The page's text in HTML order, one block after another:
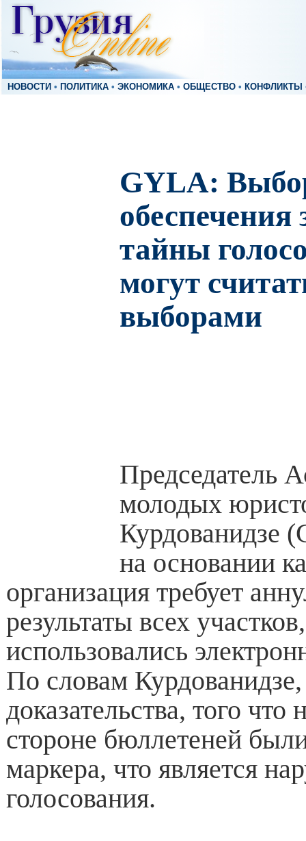
НОВОСТИ • ПОЛИТИКА • ЭКОНОМИКА • ОБЩЕСТВО • КОНФЛИКТЫ
GYLA:
тайны
могут
выборами
Председатель
молодых
Курдованидзе
на основании
организация требует
результаты всех
использовались
По словам
доказательства, того что
стороне бюллетеней
маркера, что является
голосования.